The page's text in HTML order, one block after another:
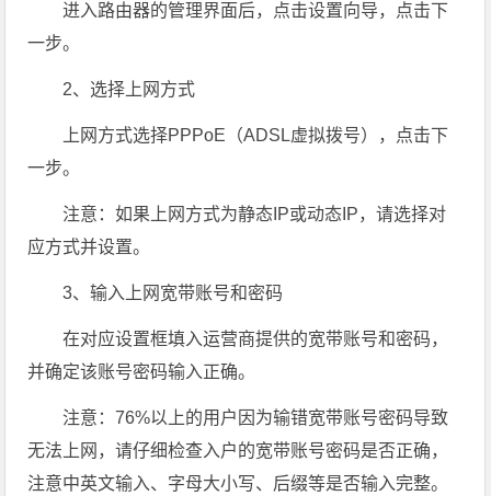
进入路由器的管理界面后，点击设置向导，点击下
一步。
2、选择上网方式
上网方式选择PPPoE（ADSL虚拟拨号），点击下
一步。
注意：如果上网方式为静态IP或动态IP，请选择对
应方式并设置。
3、输入上网宽带账号和密码
在对应设置框填入运营商提供的宽带账号和密码，
并确定该账号密码输入正确。
注意：76%以上的用户因为输错宽带账号密码导致
无法上网，请仔细检查入户的宽带账号密码是否正确，
注意中英文输入、字母大小写、后缀等是否输入完整。